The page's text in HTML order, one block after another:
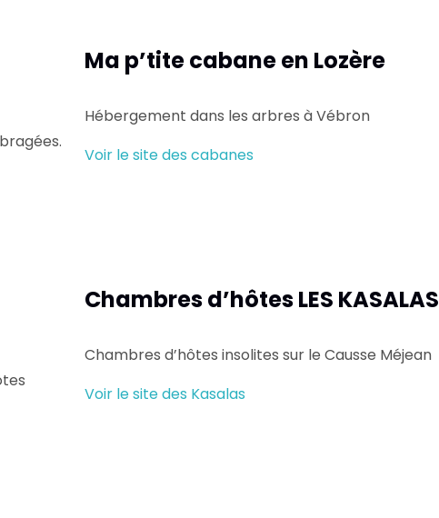
Ma p’tite cabane en Lozère
Hébergement dans les arbres à Vébron
Voir le site des cabanes
Chambres d’hôtes LES KASALAS
Chambres d’hôtes insolites sur le Causse Méjean
Voir le site des Kasalas